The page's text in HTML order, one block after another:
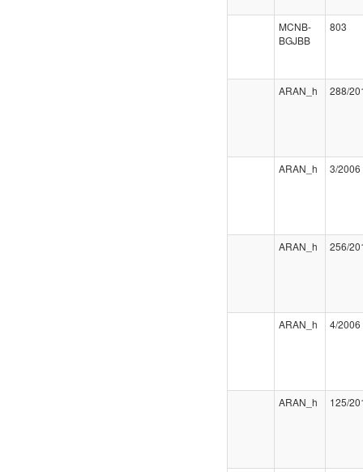
MCNB-
BGJBB
803
ARAN_h 288/
ARAN_h 3/2006
ARAN_h 256/
ARAN_h 4/2006
ARAN_h 125/